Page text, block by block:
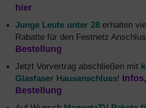
hier
Junge Leute unter 28 erhalten
Rabatte für den Festnetz
Bestellung
Jetzt Vorvertrag abschließen mit
Glasfaser Hausanschluss!
Bestellung